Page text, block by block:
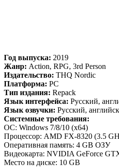
Год выпуска: 2019
Жанр: Action, RPG, 3rd Person
Издательство: THQ Nordic
Платформа: PC
Тип издания: Repack
Язык интерфейса: Русский,
Язык озвучки: Русский,
Системные требования:
ОС: Windows 7/8/10 (х64)
Процессор: AMD FX-8320 (3.5
Оперативная память: 4 GB ОЗУ
Видеокарта: NVIDIA GeForce
Место на диске: 10 GB